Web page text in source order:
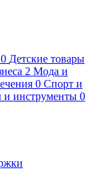
0 Детские товары
2 Мода и
0 Спорт и
и инструменты 0